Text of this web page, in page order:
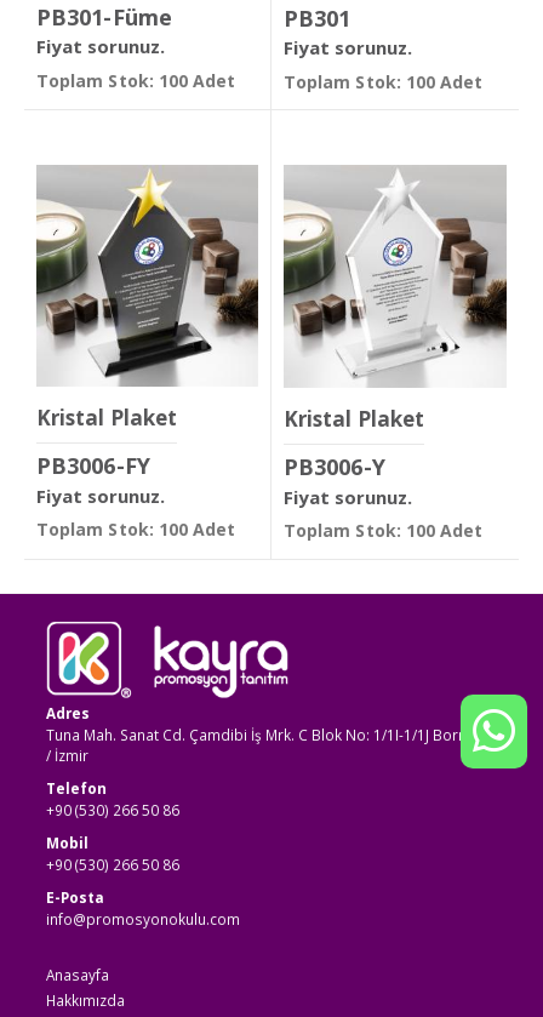
PB301-Füme
Fiyat sorunuz.
Toplam Stok: 100 Adet
PB301
Fiyat sorunuz.
Toplam Stok: 100 Adet
Kristal Plaket
PB3006-FY
Fiyat sorunuz.
Toplam Stok: 100 Adet
Kristal Plaket
PB3006-Y
Fiyat sorunuz.
Toplam Stok: 100 Adet
Adres
Tuna Mah. Sanat Cd. Çamdibi İş Mrk. C Blok No: 1/1I-1/1J Bornova
/ İzmir
Telefon
+90 (530) 266 50 86
Mobil
+90 (530) 266 50 86
E-Posta
info@promosyonokulu.com
Anasayfa
Hakkımızda